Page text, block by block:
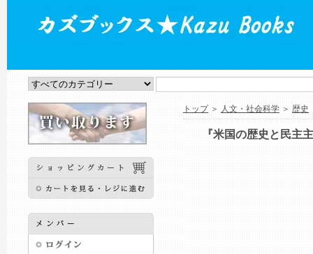
トップ ＞ 人文・社会科学 ＞ 歴史
『米国の歴史と民主